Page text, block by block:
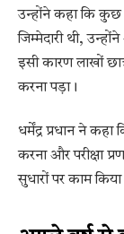
उन्होंने कहा कि कुछ
जिम्मेदारी थी,
इसी कारण लाखों
करना पड़ा।
धर्मेंद्र प्रधान ने कहा
करना और परीक्षा
सुधारों पर काम